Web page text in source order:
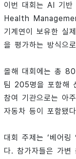
이번 대회는 AI 기
Health
기계연이 보유한 실
을 평가하는 방식으
올해 대회에는 총
팀 205명을 포함해
참여 기관으로는 아
자동차 등이 포함됐
대회 주제는 ‘베어링
다. 참가자들은 가변